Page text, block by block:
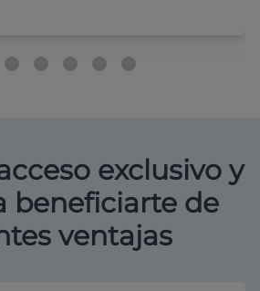
exclusivo y
beneficiarte de
ventajas